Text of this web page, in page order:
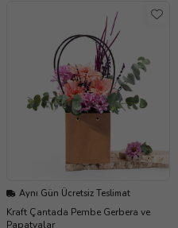
Aynı Gün Ücretsiz Teslimat
Kraft Çantada Pembe Gerbera ve
Papatyalar